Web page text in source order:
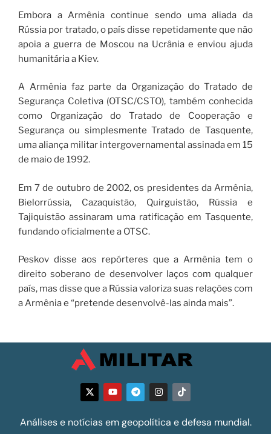
Embora a Armênia continue sendo uma aliada da
Rússia por tratado, o país disse repetidamente que não
apoia a guerra de Moscou na Ucrânia e enviou ajuda
humanitária a Kiev.
A Armênia faz parte da Organização do Tratado de
Segurança Coletiva (OTSC/CSTO), também conhecida
como Organização do Tratado de Cooperação e
Segurança ou simplesmente Tratado de Tasquente,
uma aliança militar intergovernamental assinada em 15
de maio de 1992.
Em 7 de outubro de 2002, os presidentes da Armênia,
Bielorrússia, Cazaquistão, Quirguistão, Rússia e
Tajiquistão assinaram uma ratificação em Tasquente,
fundando oficialmente a OTSC.
Peskov disse aos repórteres que a Armênia tem o
direito soberano de desenvolver laços com qualquer
país, mas disse que a Rússia valoriza suas relações com
a Armênia e “pretende desenvolvê-las ainda mais”.
Análises e notícias em geopolítica e defesa mundial.